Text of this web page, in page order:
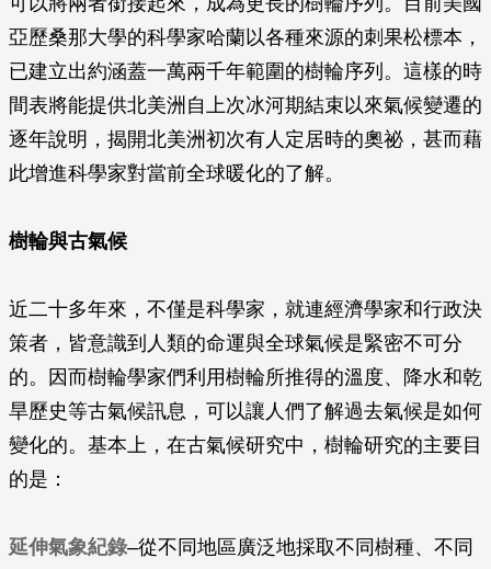
亞歷桑那大學的科學家哈蘭以各種來源的刺果松標本，
已建立出約涵蓋一萬兩千年範圍的樹輪序列。這樣的時
間表將能提供北美洲自上次冰河期結束以來氣候變遷的
逐年說明，揭開北美洲初次有人定居時的奧祕，甚而藉
此增進科學家對當前全球暖化的了解。
樹輪與古氣候
近二十多年來，不僅是科學家，就連經濟學家和行政決
策者，皆意識到人類的命運與全球氣候是緊密不可分
的。因而樹輪學家們利用樹輪所推得的溫度、降水和乾
旱歷史等古氣候訊息，可以讓人們了解過去氣候是如何
變化的。基本上，在古氣候研究中，樹輪研究的主要目
的是：
延伸氣象紀錄–從不同地區廣泛地採取不同樹種、不同